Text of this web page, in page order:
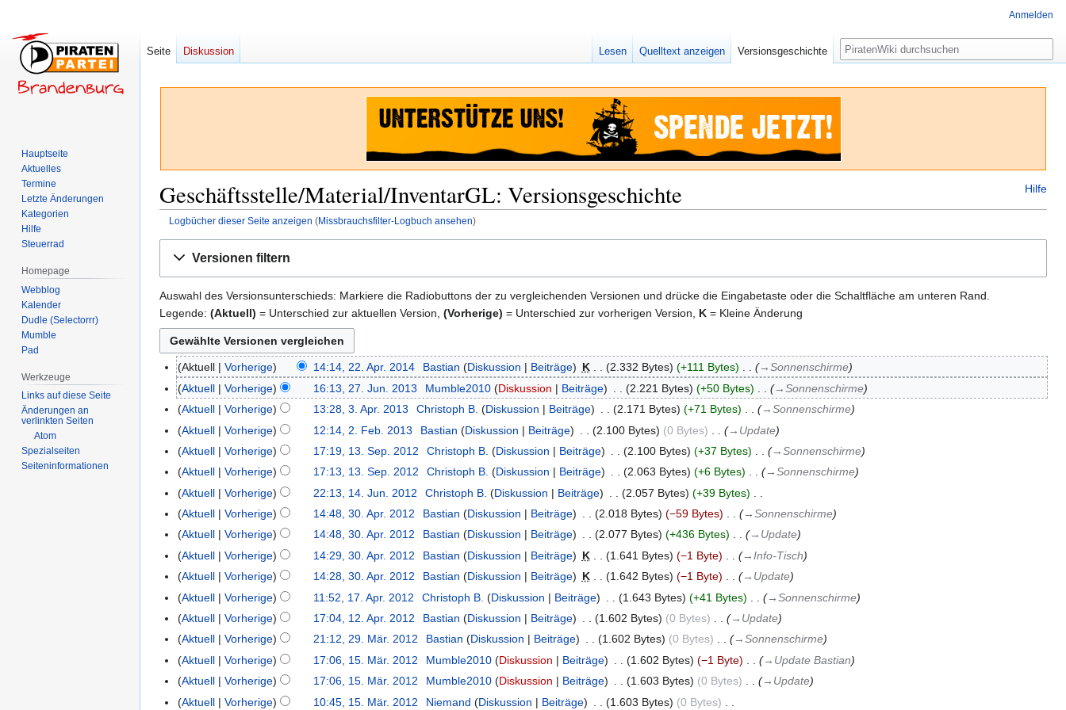
Hilfe
Geschäftsstelle/Material/InventarGL: Versionsgeschichte
Logbücher dieser Seite anzeigen (Missbrauchsfilter-Logbuch ansehen)
Navigation
Suche
Versionen filtern
Auswahl des Versionsunterschieds: Markiere die Radiobuttons der zu vergleichenden Versionen und drücke die Eingabetaste oder die Schaltfläche am unteren Rand.
Legende: (Aktuell) = Unterschied zur aktuellen Version, (Vorherige) = Unterschied zur vorherigen Version, K = Kleine Änderung
22.
April
2014
Aktuell Vorherige 14:14, 22. Apr. 2014 Bastian Diskussion Beiträge K 2.332 Bytes +111 Bytes
→‎Sonnenschirme
27.
Juni
2013
Aktuell Vorherige 16:13, 27. Jun. 2013 Mumble2010 Diskussion Beiträge 2.221 Bytes +50 Bytes
→‎Sonnenschirme
3.
April
2013
Aktuell Vorherige 13:28, 3. Apr. 2013 Christoph B. Diskussion Beiträge 2.171 Bytes +71 Bytes
→‎Sonnenschirme
2.
Februar
2013
Aktuell Vorherige 12:14, 2. Feb. 2013 Bastian Diskussion Beiträge 2.100 Bytes 0 Bytes
→‎Update
13.
September
2012
Aktuell Vorherige 17:19, 13. Sep. 2012 Christoph B. Diskussion Beiträge 2.100 Bytes +37 Bytes
→‎Sonnenschirme
Aktuell
Vorherige 17:13, 13. Sep. 2012 Christoph B. Diskussion Beiträge 2.063 Bytes +6 Bytes
→‎Sonnenschirme
14.
Juni
2012
Aktuell Vorherige 22:13, 14. Jun. 2012 Christoph B. Diskussion Beiträge 2.057 Bytes +39 Bytes
K
n
e
B
e
r
b
e
i
30.
April
2012
Aktuell Vorherige 14:48, 30. Apr. 2012 Bastian Diskussion Beiträge 2.018 Bytes −59 Bytes
→‎Sonnenschirme
Aktuell
Vorherige 14:48, 30. Apr. 2012 Bastian Diskussion Beiträge 2.077 Bytes +436 Bytes
→‎Update
Aktuell
Vorherige 14:29, 30. Apr. 2012 Bastian Diskussion Beiträge K 1.641 Bytes −1 Byte
→‎Info-Tisch
Aktuell
Vorherige 14:28, 30. Apr. 2012 Bastian Diskussion Beiträge K 1.642 Bytes −1 Byte
→‎Update
17.
April
2012
Aktuell Vorherige 11:52, 17. Apr. 2012 Christoph B. Diskussion Beiträge 1.643 Bytes +41 Bytes
→‎Sonnenschirme
12.
April
2012
Aktuell Vorherige 17:04, 12. Apr. 2012 Bastian Diskussion Beiträge 1.602 Bytes 0 Bytes
→‎Update
29.
März
2012
Aktuell Vorherige 21:12, 29. Mär. 2012 Bastian Diskussion Beiträge 1.602 Bytes 0 Bytes
→‎Sonnenschirme
15.
März
2012
Aktuell Vorherige 17:06, 15. Mär. 2012 Mumble2010 Diskussion Beiträge 1.602 Bytes −1 Byte
→‎Update Bastian
Aktuell
Vorherige 17:06, 15. Mär. 2012 Mumble2010 Diskussion Beiträge 1.603 Bytes 0 Bytes
→‎Update
Aktuell
Vorherige 10:45, 15. Mär. 2012 Niemand Diskussion Beiträge 1.603 Bytes 0 Bytes
Anmelden
Seite Diskussion Lesen Quelltext anzeigen Versionsgeschichte Suche
Hauptseite
Aktuelles
Termine
Letzte Änderungen
Kategorien
Hilfe
Steuerrad
Homepage
Webblog
Kalender
Dudle (Selectorrr)
Mumble
Pad
Werkzeuge
Links auf diese Seite
Änderungen an
verlinkten Seiten
Atom
Spezialseiten
Seiten­­informationen